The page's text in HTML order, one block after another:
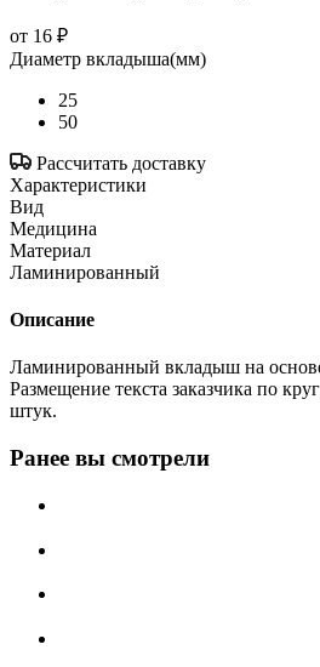
от 16 ₽
Диаметр вкладыша(мм)
25
50
Рассчитать доставку
Характеристики
Вид
Медицина
Материал
Ламинированный
Описание
Ламинированный вкладыш на основе
Размещение текста заказчика по
штук.
Ранее вы смотрели